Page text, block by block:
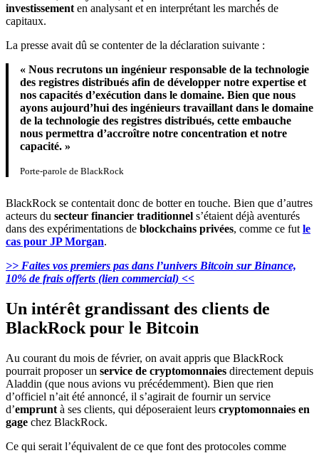
investissement en analysant et en interprétant les marchés de
capitaux.
La presse avait dû se contenter de la déclaration suivante :
« Nous recrutons un ingénieur responsable de la technologie
des registres distribués afin de développer notre expertise et
nos capacités d’exécution dans le domaine. Bien que nous
ayons aujourd’hui des ingénieurs travaillant dans le domaine
de la technologie des registres distribués, cette embauche
nous permettra d’accroître notre concentration et notre
capacité. »
Porte-parole de BlackRock
BlackRock se contentait donc de botter en touche. Bien que d’autres
acteurs du secteur financier traditionnel s’étaient déjà aventurés
dans des expérimentations de blockchains privées, comme ce fut le
cas pour JP Morgan.
>> Faites vos premiers pas dans l’univers Bitcoin sur Binance,
10% de frais offerts (lien commercial) <<
Un intérêt grandissant des clients de
BlackRock pour le Bitcoin
Au courant du mois de février, on avait appris que BlackRock
pourrait proposer un service de cryptomonnaies directement depuis
Aladdin (que nous avions vu précédemment). Bien que rien
d’officiel n’ait été annoncé, il s’agirait de fournir un service
d’emprunt à ses clients, qui déposeraient leurs cryptomonnaies en
gage chez BlackRock.
Ce qui serait l’équivalent de ce que font des protocoles comme